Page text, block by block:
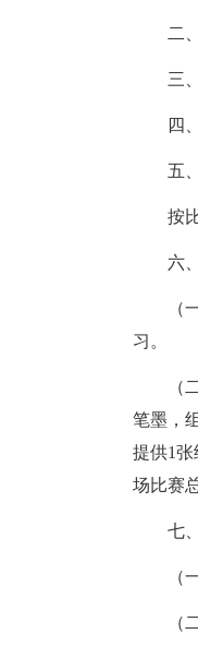
二
三
四
五
按
六
（
习。
（
笔墨，
提供1
场比赛
七
（
（